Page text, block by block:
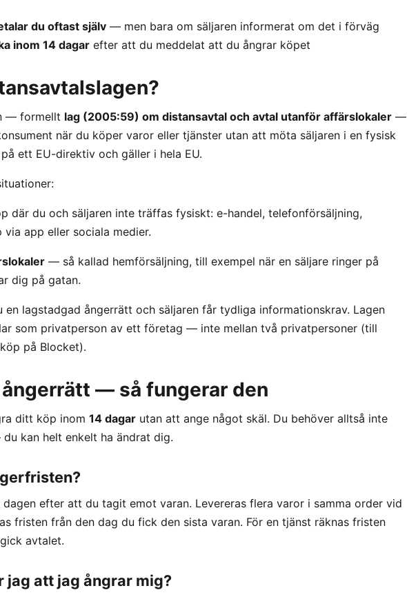
du oftast själv — men bara om säljaren informerat om det i förväg
inom 14 dagar efter att du meddelat att du ångrar köpet
— formellt lag (2005:59) om distansavtal och avtal utanför affärslokaler —
när du köper varor eller tjänster utan att möta säljaren i en fysisk
ett EU-direktiv och gäller i hela EU.
där du och säljaren inte träffas fysiskt: e-handel, telefonförsäljning,
app eller sociala medier.
— så kallad hemförsäljning, till exempel när en säljare ringer på
dig på gatan.
en lagstadgad ångerrätt och säljaren får tydliga informationskrav. Lagen
som privatperson av ett företag — inte mellan två privatpersoner (till
på Blocket).
ångerrätt — så fungerar den
ditt köp inom 14 dagar utan att ange något skäl. Du behöver alltså inte
kan helt enkelt ha ändrat dig.
efter att du tagit emot varan. Levereras flera varor i samma order vid
fristen från den dag du fick den sista varan. För en tjänst räknas fristen
avtalet.
jag att jag ångrar mig?